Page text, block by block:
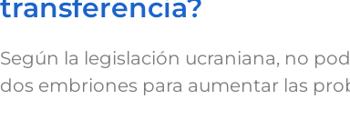
transferencia?
Según la legislación ucraniana, no
dos embriones para aumentar las